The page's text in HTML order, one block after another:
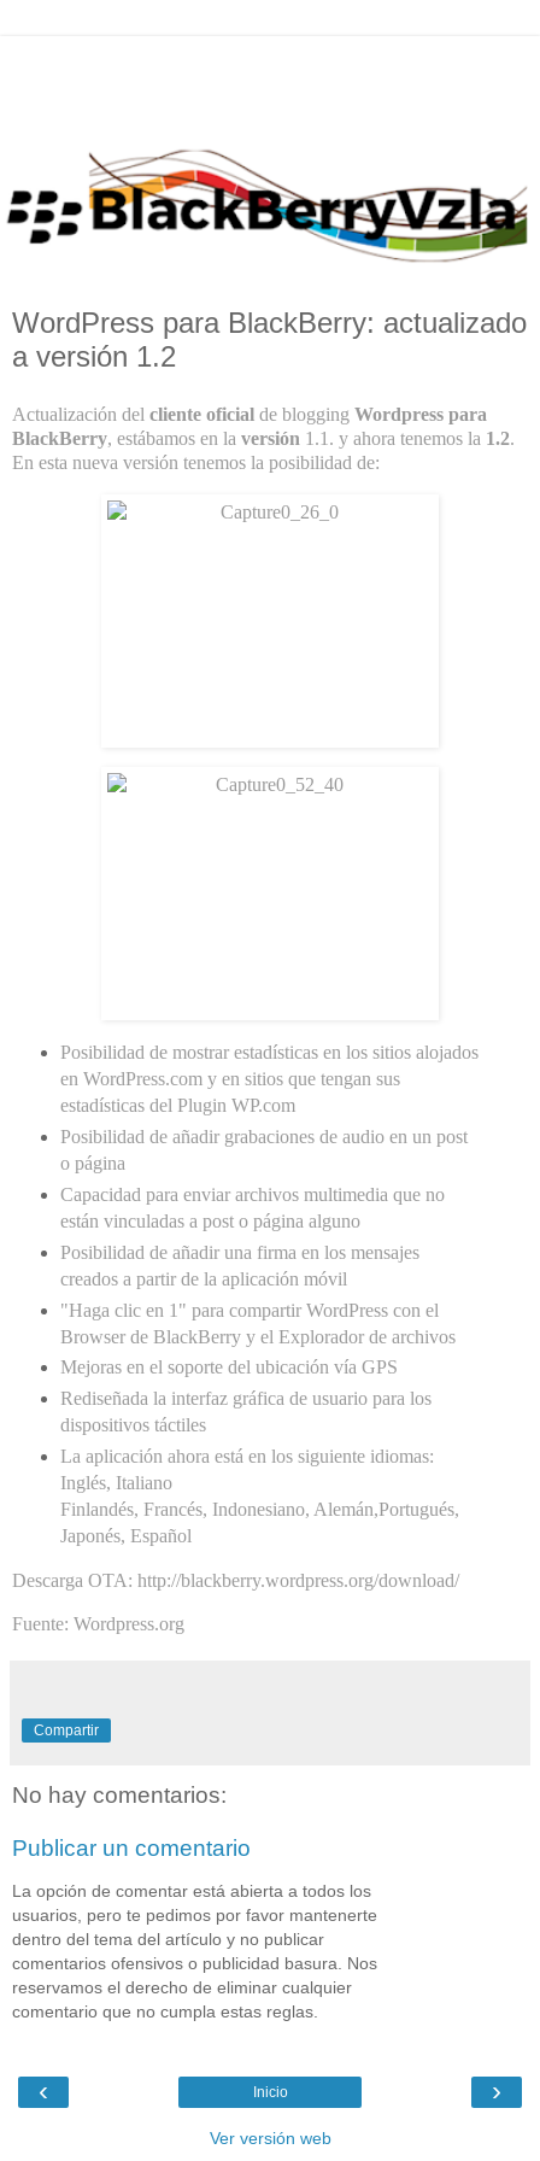
WordPress para BlackBerry: actualizado
a versión 1.2
Actualización del cliente oficial de blogging Wordpress para
BlackBerry, estábamos en la versión 1.1. y ahora tenemos la 1.2.
En esta nueva versión tenemos la posibilidad de:
Posibilidad de mostrar estadísticas en los sitios alojados
en WordPress.com y en sitios que tengan sus
estadísticas del Plugin WP.com
Posibilidad de añadir grabaciones de audio en un post
o página
Capacidad para enviar archivos multimedia que no
están vinculadas a post o página alguno
Posibilidad de añadir una firma en los mensajes
creados a partir de la aplicación móvil
"Haga clic en 1" para compartir WordPress con el
Browser de BlackBerry y el Explorador de archivos
Mejoras en el soporte del ubicación vía GPS
Rediseñada la interfaz gráfica de usuario para los
dispositivos táctiles
La aplicación ahora está en los siguiente idiomas:
Inglés, Italiano
Finlandés, Francés, Indonesiano, Alemán,Portugués,
Japonés, Español
Descarga OTA: http://blackberry.wordpress.org/download/
Fuente: Wordpress.org
Compartir
No hay comentarios:
Publicar un comentario
La opción de comentar está abierta a todos los
usuarios, pero te pedimos por favor mantenerte
dentro del tema del artículo y no publicar
comentarios ofensivos o publicidad basura. Nos
reservamos el derecho de eliminar cualquier
comentario que no cumpla estas reglas.
‹ ›
Inicio
Ver versión web